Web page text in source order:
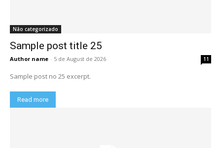
Não categorizado
Sample post title 25
Author name - 5 de August de 2026 11
Sample post no 25 excerpt.
Read more